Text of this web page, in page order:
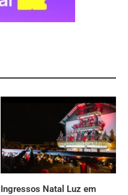
Ingressos Natal Luz em